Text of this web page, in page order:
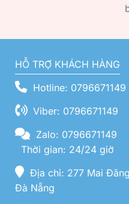
HỖ TRỢ KHÁCH HÀNG
Hotline: 0796671149
Viber: 0796671149
Zalo: 0796671149
Thời gian: 24/24 giờ
Địa chỉ: 277 Mai
Đà Nẵng